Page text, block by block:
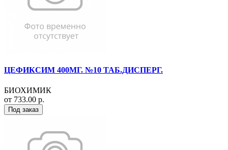
ЦЕФИКСИМ 400МГ. №10 ТАБ.ДИСПЕРГ.
БИОХИМИК
от 733.00 р.
Под заказ